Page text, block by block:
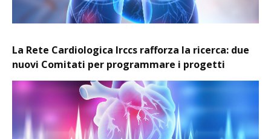
La Rete Cardiologica Irccs rafforza la ricerca: due
nuovi Comitati per programmare i progetti